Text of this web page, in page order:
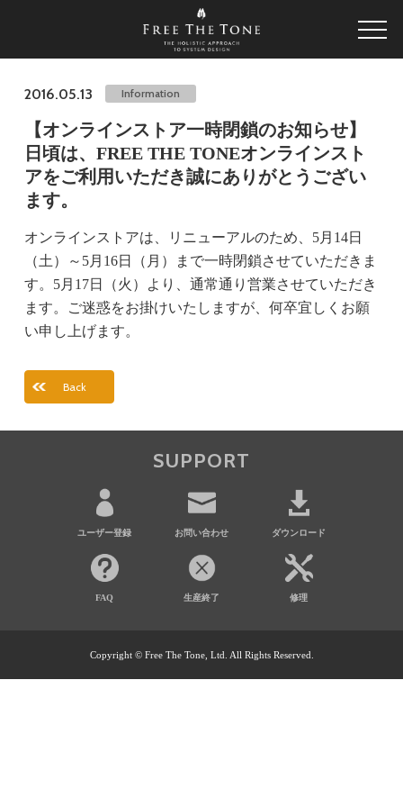
2016.05.13 Information
【オンラインストア一時閉鎖のお知らせ】
日頃は、FREE THE TONEオンラインスト
アをご利用いただき誠にありがとうござい
ます。
オンラインストアは、リニューアルのため、5月14日
（土）～5月16日（月）まで一時閉鎖させていただきま
す。5月17日（火）より、通常通り営業させていただき
ます。ご迷惑をお掛けいたしますが、何卒宜しくお願
い申し上げます。
Back
SUPPORT
ユーザー登録 お問い合わせ ダウンロード
FAQ 生産終了 修理
Copyright © Free The Tone, Ltd. All Rights Reserved.